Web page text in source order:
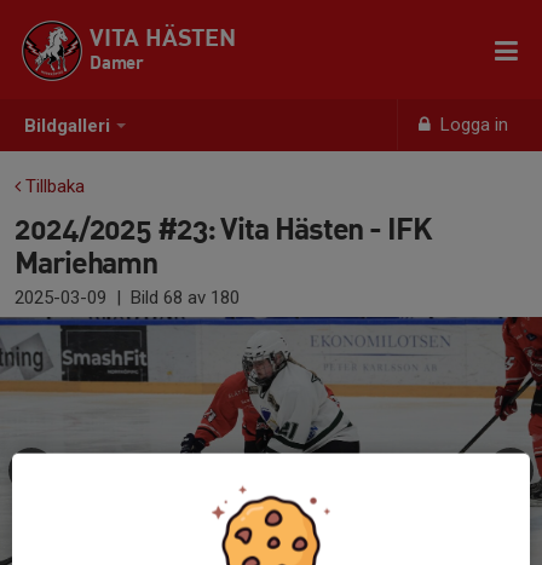
Bildgalleri Logga in
VITA HÄSTEN
Damer
Tillbaka
2024/2025 #23: Vita Hästen - IFK
Mariehamn
2025-03-09 | Bild 68 av 180